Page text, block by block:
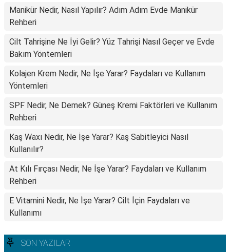
Manikür Nedir, Nasıl Yapılır? Adım Adım Evde Manikür
Rehberi
Cilt Tahrişine Ne İyi Gelir? Yüz Tahrişi Nasıl Geçer ve Evde
Bakım Yöntemleri
Kolajen Krem Nedir, Ne İşe Yarar? Faydaları ve Kullanım
Yöntemleri
SPF Nedir, Ne Demek? Güneş Kremi Faktörleri ve Kullanım
Rehberi
Kaş Waxı Nedir, Ne İşe Yarar? Kaş Sabitleyici Nasıl
Kullanılır?
At Kılı Fırçası Nedir, Ne İşe Yarar? Faydaları ve Kullanım
Rehberi
E Vitamini Nedir, Ne İşe Yarar? Cilt İçin Faydaları ve
Kullanımı
SON YAZILAR